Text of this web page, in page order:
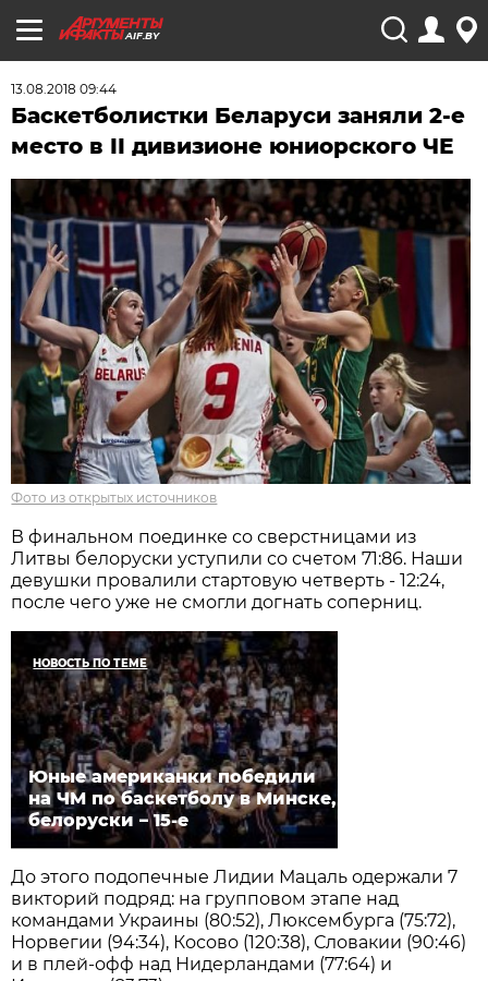
AIF.BY
13.08.2018 09:44
Баскетболистки Беларуси заняли 2-е
место в II дивизионе юниорского ЧЕ
Фото из открытых источников
В финальном поединке со сверстницами из
Литвы белоруски уступили со счетом 71:86. Наши
девушки провалили стартовую четверть - 12:24,
после чего уже не смогли догнать соперниц.
НОВОСТЬ ПО ТЕМЕ
Юные американки победили
на ЧМ по баскетболу в Минске,
белоруски – 15-е
До этого подопечные Лидии Мацаль одержали 7
викторий подряд: на групповом этапе над
командами Украины (80:52), Люксембурга (75:72),
Норвегии (94:34), Косово (120:38), Словакии (90:46)
и в плей-офф над Нидерландами (77:64) и